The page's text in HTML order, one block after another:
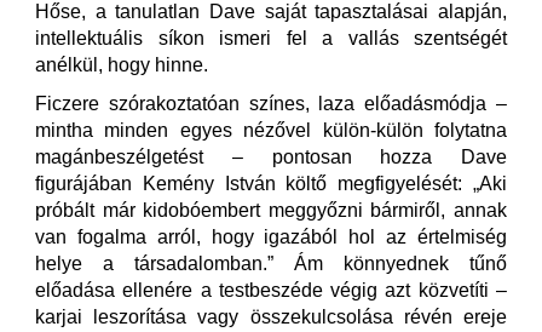
Hőse, a tanulatlan Dave saját tapasztalásai alapján,
intellektuális síkon ismeri fel a vallás szentségét
anélkül, hogy hinne.
Ficzere szórakoztatóan színes, laza előadásmódja –
mintha minden egyes nézővel külön-külön folytatna
magánbeszélgetést – pontosan hozza Dave
figurájában Kemény István költő megfigyelését: „Aki
próbált már kidobóembert meggyőzni bármiről, annak
van fogalma arról, hogy igazából hol az értelmiség
helye a társadalomban.” Ám könnyednek tűnő
előadása ellenére a testbeszéde végig azt közvetíti –
karjai leszorítása vagy összekulcsolása révén ereje